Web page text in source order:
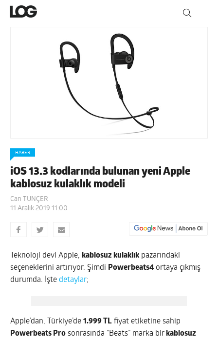
HABER
iOS 13.3 kodlarında bulunan yeni Apple
kablosuz kulaklık modeli
Can TUNÇER
11 Aralık 2019 11:00
Teknoloji devi Apple, kablosuz kulaklık pazarındaki
seçeneklerini artırıyor. Şimdi Powerbeats4 ortaya çıkmış
durumda. İşte detaylar;
Apple’dan, Türkiye’de1.999 TL fiyat etiketine sahip
Powerbeats Pro sonrasında “Beats” marka bir kablosuz